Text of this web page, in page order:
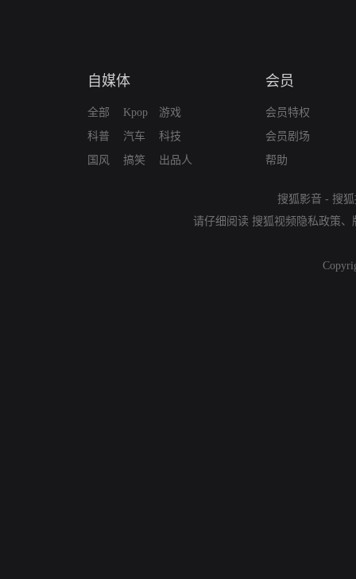
自媒体
全部
科普
国风
Kpop
汽车
搞笑
游戏
科技
出品人
会员
会员特权
会员剧场
帮助
搜狐影音 - 搜
请仔细阅读 搜狐视频隐私政策、